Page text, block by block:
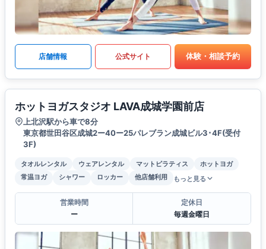
店舗情報 公式サイト 体験・相談予約
ホットヨガスタジオ LAVA成城学園前店
上北沢駅から車で8分
東京都世田谷区成城2ー40ー25パレブラン成城ビル3･4F(受付
3F)
タオルレンタル ウェアレンタル マットピラティス
ホットヨガ
常温ヨガ
シャワー ロッカー 他店舗利用 もっと見る
営業時間
ー
定休日
毎週金曜日